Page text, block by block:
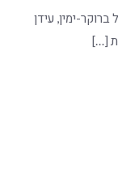
ימין, עידן
[…]